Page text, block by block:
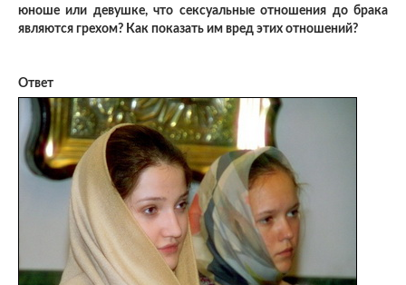
юноше или девушке, что сексуальные отношения до брака
являются грехом? Как показать им вред этих отношений?
Ответ